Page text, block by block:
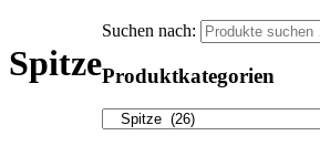
Spitze
Suchen nach:
Produktkategorien